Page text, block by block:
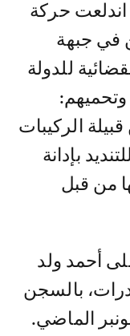
حركة
في جبهة
للدولة
الركيبات
بإدانة
من قبل
أحمد ولد
بالسجن
الماضي.